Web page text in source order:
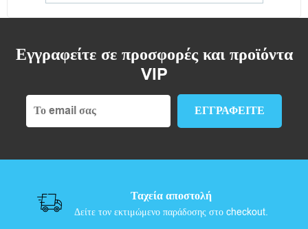
Εγγραφείτε σε προσφορές και προϊόντα
VIP
Ταχεία αποστολή
Δείτε τον εκτιμώμενο παράδοσης στο checkout.